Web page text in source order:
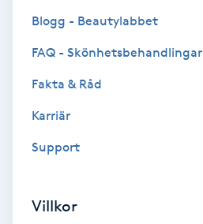
Headspa
Herrklippning
HIFU
Hollywood Peel
Blogg - Beautylabbet
FAQ - Skönhetsbehandlingar
Fakta & Råd
Karriär
Support
Villkor